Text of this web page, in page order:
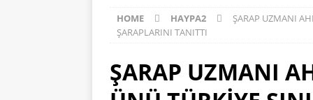
[ 17.09.2021 ] YENİ
[ 03.09.2021 ]
AHMET
SUNARAK GÖREVE
HOME HAYPA2
ŞARAP UZMANI
ŞARAPLARINI TANITTI
ŞARAP UZMANI